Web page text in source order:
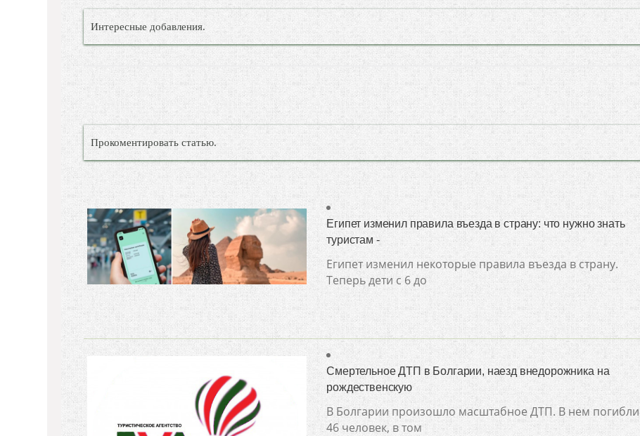
Интересные добавления.
Прокоментировать статью.
Египет изменил правила въезда в страну: что нужно знать
туристам -
Египет изменил некоторые правила въезда в страну.
Теперь дети с 6 до
Смертельное ДТП в Болгарии, наезд внедорожника на
рождественскую
В Болгарии произошло масштабное ДТП. В нем погибли
46 человек, в том